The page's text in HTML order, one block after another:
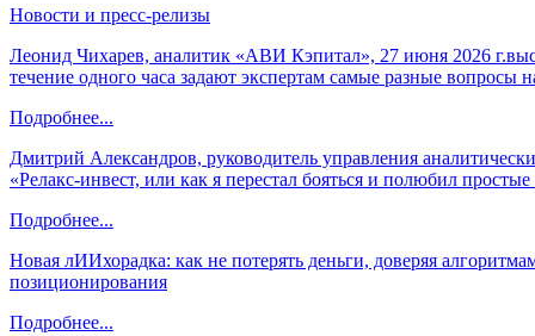
Новости и пресс-релизы
Леонид Чихарев, аналитик «АВИ Кэпитал», 27 июня 2026
течение одного часа задают экспертам самые разные вопросы
Подробнее...
Дмитрий Александров, руководитель управления
«Релакс-инвест, или как я перестал бояться и полюбил
Подробнее...
Новая лИИхорадка: как не потерять деньги, доверяя
позиционирования
Подробнее...